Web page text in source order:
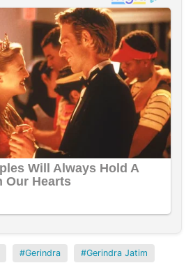
Gerindra Gerindra Jatim